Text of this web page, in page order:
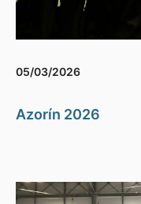
05/03/2026
Azorín 2026